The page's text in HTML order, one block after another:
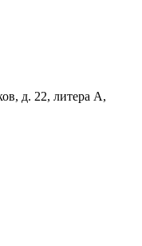
д. 22, литера А,